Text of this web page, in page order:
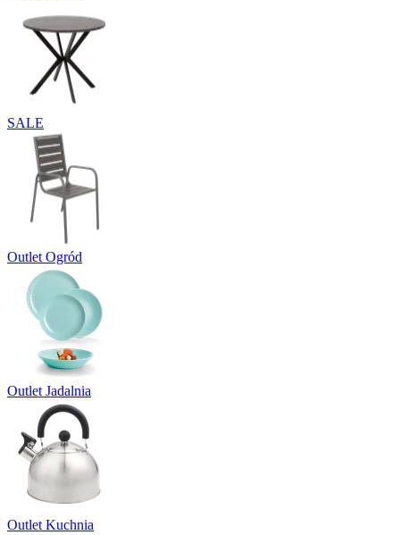
SALE
Outlet Ogród
Outlet Jadalnia
Outlet Kuchnia